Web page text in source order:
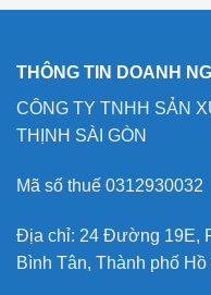
THÔNG TIN DOANH
CÔNG TY TNHH SẢN
THỊNH SÀI GÒN
Mã số thuế 0312930032
Địa chỉ: 24 Đường 19E,
Bình Tân, Thành phố